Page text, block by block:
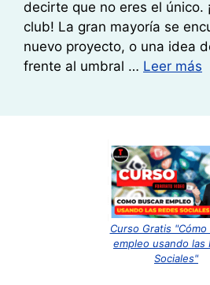
decirte que no eres el único.
club! La gran mayoría se
nuevo proyecto, o una idea
frente al umbral … Leer más
Curso Gratis "Cómo
empleo usando las
Sociales"